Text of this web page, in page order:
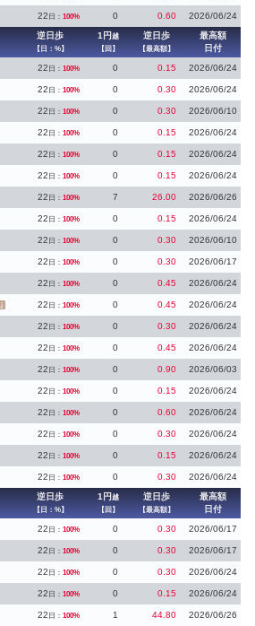
22 日： 100% 0 0.60 2026/06/24
逆日歩
【日：%】
1円 越
【回】
逆日歩
【最高額】
最高額
日付
22 日： 100% 0 0.15 2026/06/24
22 日： 100% 0 0.30 2026/06/24
22 日： 100% 0 0.30 2026/06/10
22 日： 100% 0 0.15 2026/06/24
22 日： 100% 0 0.15 2026/06/24
22 日： 100% 0 0.15 2026/06/24
22 日： 100% 7 26.00 2026/06/26
22 日： 100% 0 0.15 2026/06/24
22 日： 100% 0 0.30 2026/06/10
22 日： 100% 0 0.30 2026/06/17
22 日： 100% 0 0.45 2026/06/24
22 日： 100% 0 0.45 2026/06/24
22 日： 100% 0 0.30 2026/06/24
22 日： 100% 0 0.45 2026/06/24
22 日： 100% 0 0.90 2026/06/03
22 日： 100% 0 0.15 2026/06/24
22 日： 100% 0 0.60 2026/06/24
22 日： 100% 0 0.30 2026/06/24
22 日： 100% 0 0.15 2026/06/24
22 日： 100% 0 0.30 2026/06/24
逆日歩
【日：%】
1円 越
【回】
逆日歩
【最高額】
最高額
日付
22 日： 100% 0 0.30 2026/06/17
22 日： 100% 0 0.30 2026/06/17
22 日： 100% 0 0.30 2026/06/24
22 日： 100% 0 0.15 2026/06/24
22 日： 100% 1 44.80 2026/06/26